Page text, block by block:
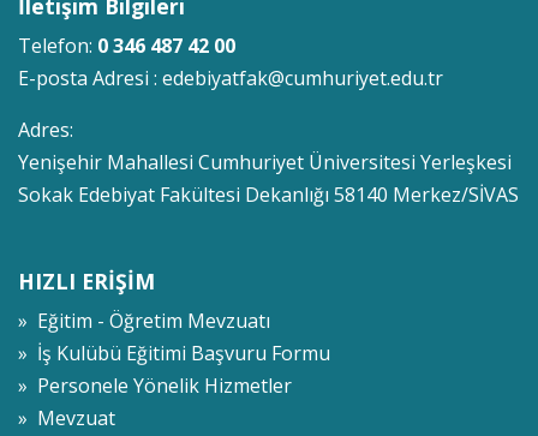
İletişim Bilgileri
Telefon: 0 346 487 42 00
E-posta Adresi : edebiyatfak@cumhuriyet.edu.tr
Adres:
Yenişehir Mahallesi Cumhuriyet Üniversitesi Yerleşkesi
Sokak Edebiyat Fakültesi Dekanlığı 58140 Merkez/SİVAS
HIZLI ERİŞİM
» Eğitim - Öğretim Mevzuatı
» İş Kulübü Eğitimi Başvuru Formu
» Personele Yönelik Hizmetler
» Mevzuat